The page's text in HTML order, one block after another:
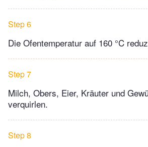
Step 6
Die Ofentemperatur auf 160 °C
Step 7
Milch, Obers, Eier, Kräuter und
verquirlen.
Step 8